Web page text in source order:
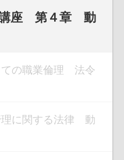
講座 第４章 動
の職業倫理 法令
に関する法律 動